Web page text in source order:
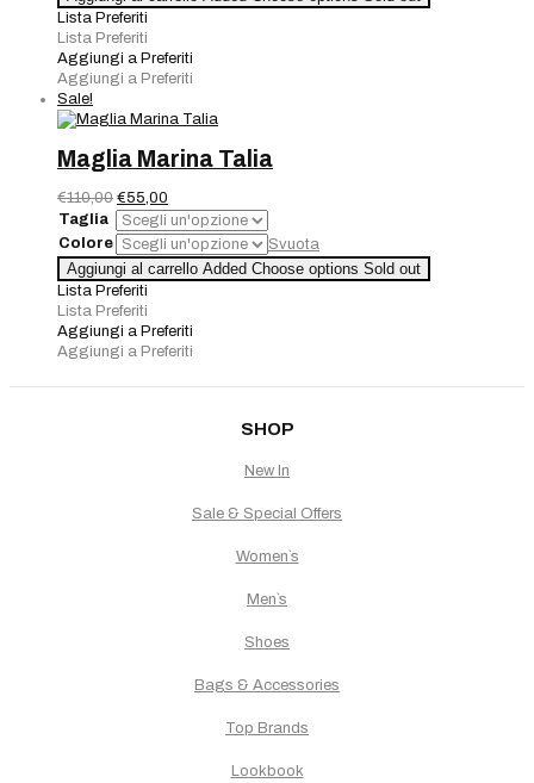
€110,00.€77,00.
Marina
Talia
quantità
Lista Preferiti
Lista Preferiti
Aggiungi a Preferiti
Aggiungi a Preferiti
Sale!
Maglia Marina Talia
€110,00 Il
prezzo
originale
era:
€110,00.
€55,00
prezzo
attuale
è:
€55,00.
Taglia
Colore
Svuota
Maglia
Marina
Talia
quantità
Aggiungi al carrello Added Choose options Sold out
Lista Preferiti
Lista Preferiti
Aggiungi a Preferiti
Aggiungi a Preferiti
SHOP
New In
Sale & Special Offers
Women`s
Men`s
Shoes
Bags & Accessories
Top Brands
Lookbook